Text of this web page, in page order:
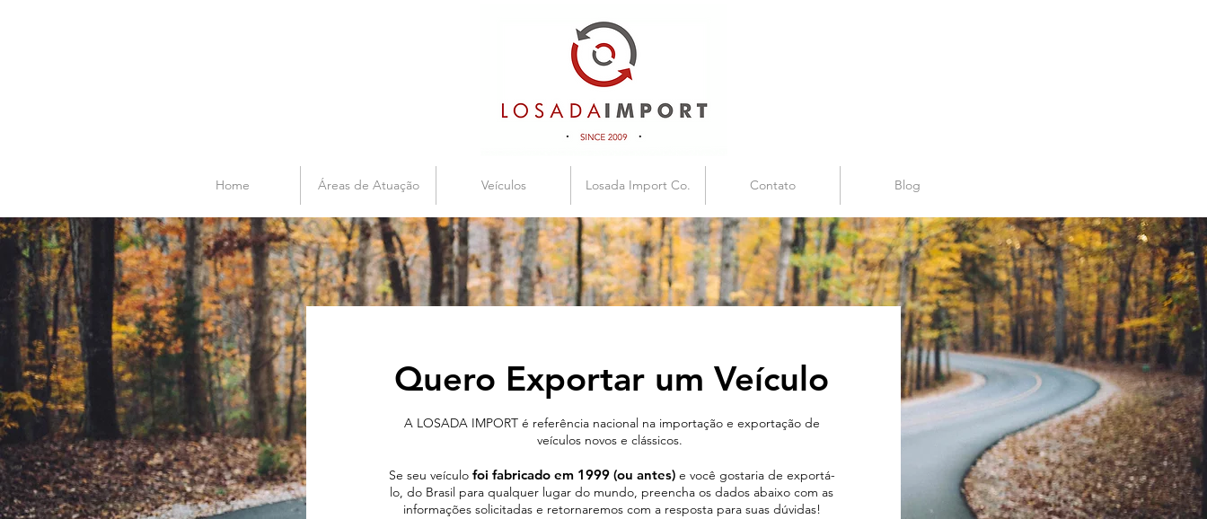
Home Áreas de Atuação Veículos Losada Import Co. Contato Blog
Quero Exportar um Veículo
A LOSADA IMPORT é referência nacional na importação e exportação de
veículos novos e clássicos.
Se seu veículo foi fabricado em 1999 (ou antes) e você gostaria de exportá-
lo, do Brasil para qualquer lugar do mundo, preencha os dados abaixo com as
informações solicitadas e retornaremos com a resposta para suas dúvidas!